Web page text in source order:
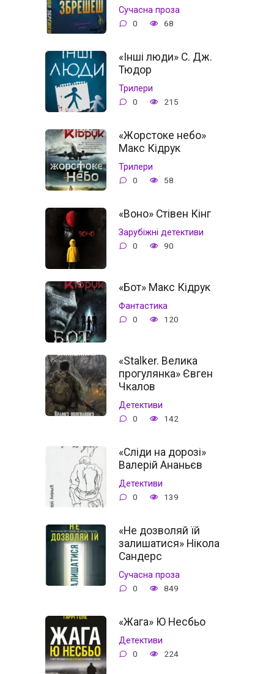
Сучасна проза
0 68
«Інші люди» С. Дж.
Тюдор
Трилери
0 215
«Жорстоке небо»
Макс Кідрук
Трилери
0 58
«Воно» Стівен Кінг
Зарубіжні детективи
0 90
«Бот» Макс Кідрук
Фантастика
0 120
«Stalker. Велика
прогулянка» Євген
Чкалов
Детективи
0 142
«Сліди на дорозі»
Валерій Ананьєв
Детективи
0 139
«Не дозволяй їй
залишатися» Нікола
Сандерс
Сучасна проза
0 849
«Жага» Ю Несбьо
Детективи
0 224